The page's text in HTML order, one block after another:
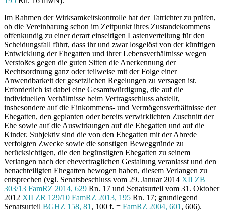
Im Rahmen der Wirksamkeitskontrolle hat der Tatrichter zu prüfen,
ob die Vereinbarung schon im Zeitpunkt ihres Zustandekommens
offenkundig zu einer derart einseitigen Lastenverteilung für den
Scheidungsfall führt, dass ihr und zwar losgelöst von der künftigen
Entwicklung der Ehegatten und ihrer Lebensverhältnisse wegen
Verstoßes gegen die guten Sitten die Anerkennung der
Rechtsordnung ganz oder teilweise mit der Folge einer
Anwendbarkeit der gesetzlichen Regelungen zu versagen ist.
Erforderlich ist dabei eine Gesamtwürdigung, die auf die
individuellen Verhältnisse beim Vertragsschluss abstellt,
insbesondere auf die Einkommens- und Vermögensverhältnisse der
Ehegatten, den geplanten oder bereits verwirklichten Zuschnitt der
Ehe sowie auf die Auswirkungen auf die Ehegatten und auf die
Kinder. Subjektiv sind die von den Ehegatten mit der Abrede
verfolgten Zwecke sowie die sonstigen Beweggründe zu
berücksichtigen, die den begünstigten Ehegatten zu seinem
Verlangen nach der ehevertraglichen Gestaltung veranlasst und den
benachteiligten Ehegatten bewogen haben, diesem Verlangen zu
entsprechen (vgl. Senatsbeschluss vom 29. Januar 2014 XII ZB
303/13 FamRZ 2014, 629 Rn. 17 und Senatsurteil vom 31. Oktober
2012 XII ZR 129/10 FamRZ 2013, 195 Rn. 17; grundlegend
Senatsurteil BGHZ 158, 81, 100 f. = FamRZ 2004, 601, 606).